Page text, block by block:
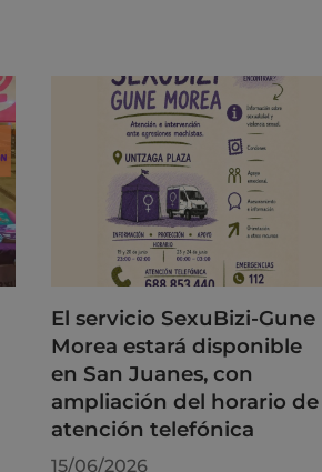
El servicio SexuBizi-Gune
Morea estará disponible
en San Juanes, con
ampliación del horario de
atención telefónica
15/06/2026